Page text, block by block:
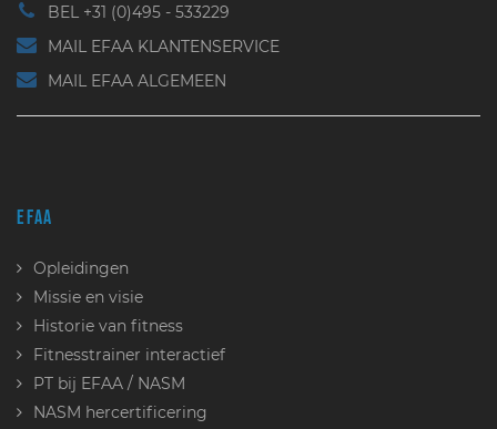
BEL +31 (0)495 - 533229
MAIL EFAA KLANTENSERVICE
MAIL EFAA ALGEMEEN
EFAA
Opleidingen
Missie en visie
Historie van fitness
Fitnesstrainer interactief
PT bij EFAA / NASM
NASM hercertificering